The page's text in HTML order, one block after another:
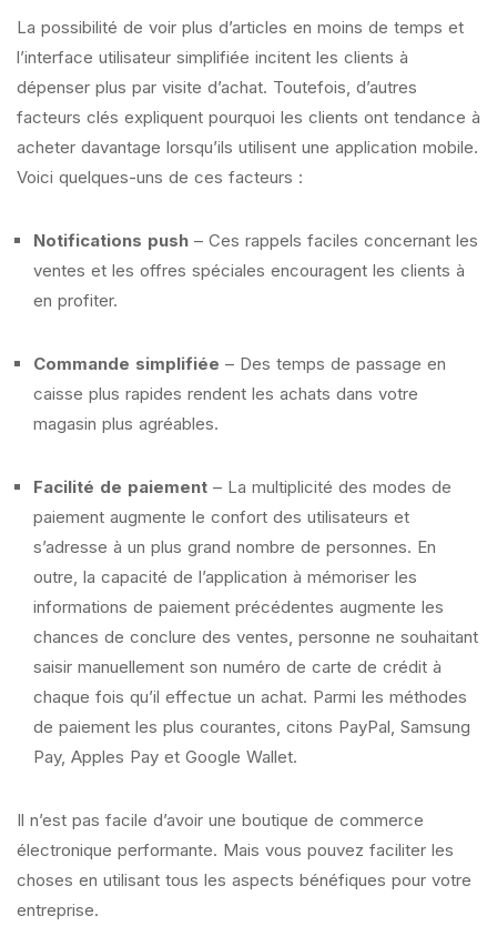
La possibilité de voir plus d’articles en moins de temps et
l’interface utilisateur simplifiée incitent les clients à
dépenser plus par visite d’achat. Toutefois, d’autres
facteurs clés expliquent pourquoi les clients ont tendance à
acheter davantage lorsqu’ils utilisent une application mobile.
Voici quelques-uns de ces facteurs :
Notifications push – Ces rappels faciles concernant les
ventes et les offres spéciales encouragent les clients à
en profiter.
Commande simplifiée – Des temps de passage en
caisse plus rapides rendent les achats dans votre
magasin plus agréables.
Facilité de paiement – La multiplicité des modes de
paiement augmente le confort des utilisateurs et
s’adresse à un plus grand nombre de personnes. En
outre, la capacité de l’application à mémoriser les
informations de paiement précédentes augmente les
chances de conclure des ventes, personne ne souhaitant
saisir manuellement son numéro de carte de crédit à
chaque fois qu’il effectue un achat. Parmi les méthodes
de paiement les plus courantes, citons PayPal, Samsung
Pay, Apples Pay et Google Wallet.
Il n’est pas facile d’avoir une boutique de commerce
électronique performante. Mais vous pouvez faciliter les
choses en utilisant tous les aspects bénéfiques pour votre
entreprise.